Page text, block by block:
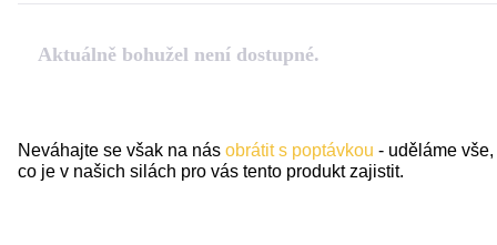
Aktuálně bohužel není dostupné.
Neváhajte se však na nás obrátit s poptávkou - uděláme vše,
co je v našich silách pro vás tento produkt zajistit.